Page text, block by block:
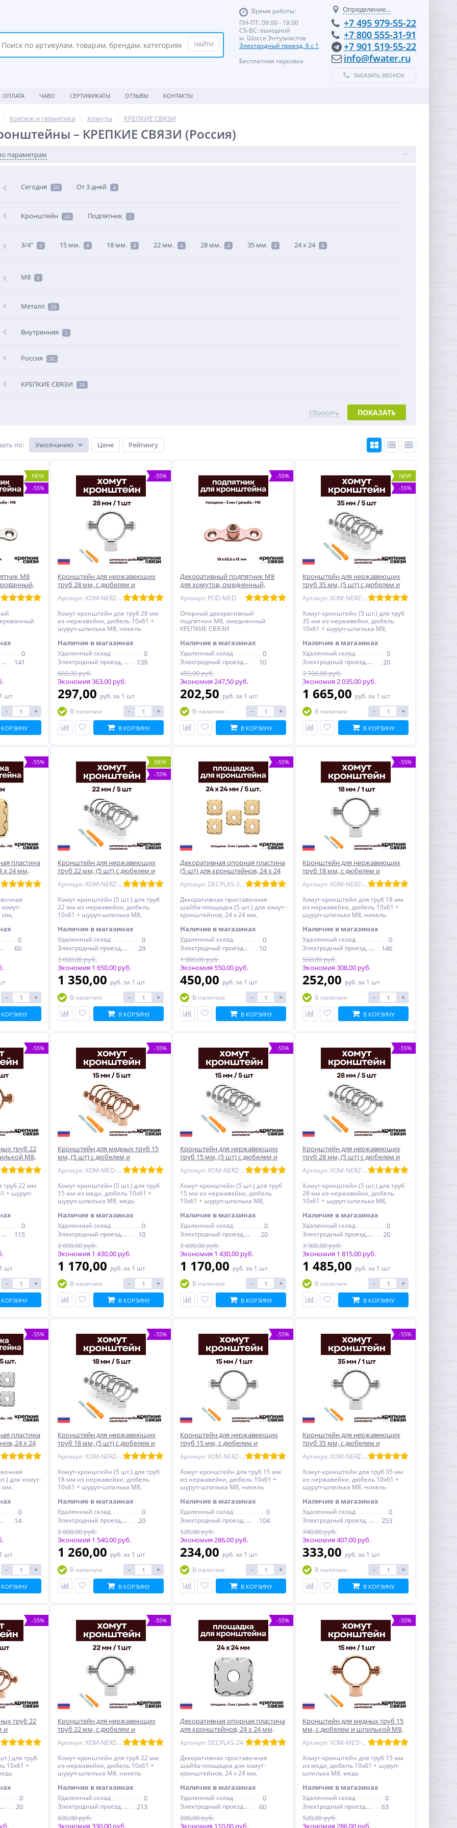
Время работы:
ПН-ПТ: 09.00 - 18.00
СБ-ВС: выходной
м. Шоссе Энтузиастов
Электродный проезд, 6 с 1
Бесплатная парковка
Определение...
+7 495 979-55-22
+7 800 555-31-91
+7 901 519-55-22
info@fwater.ru
ЗАКАЗАТЬ ЗВОНОК
ОПЛАТА ЧАВО СЕРТИФИКАТЫ ОТЗЫВЫ КОНТАКТЫ
Крепеж и герметики Хомуты КРЕПКИЕ СВЯЗИ
– КРЕПКИЕ СВЯЗИ (Россия)
параметрам
Сегодня 20 От 3 дней 4
Кронштейн 24 Подпятник 2
3/4" 2 15 мм. 4 18 мм. 4 22 мм. 4 28 мм. 4 35 мм. 4 24 х 24 4
М8 6
Металл 26
Внутренняя 2
Россия 26
КРЕПКИЕ СВЯЗИ 26
ПОКАЗАТЬ
Сбросить
по: Умолчанию Цене Рейтингу
NEW
-55%
М8
0
Электродный проезд, 6с1
141
шт
- +
КОРЗИНУ
-55%
Кронштейн для нержавеющих
труб 28 мм, с дюбелем и
шпилькой М8, никелерованный
Артикул: XOM-NERZ-28
Хомут-кронштейн для труб 28 мм
из нержавейки, дюбель 10x61 +
шуруп-шпилька М8, никель
Наличие в магазинах
Удаленный склад 0
Электродный проезд, 6с1
139
660,00 руб.
Экономия 363,00 руб.
297,00 руб. за 1 шт
В наличии
- +
В КОРЗИНУ
-55%
Декоративный подпятник М8
для хомутов, омедненный,
КРЕПКИЕ СВЯЗИ (Россия)
Артикул: POD-MED
Опорный декоративный
подпятник М8, омедненный
КРЕПКИЕ СВЯЗИ
Наличие в магазинах
Удаленный склад 0
Электродный проезд, 6с1
10
450,00 руб.
Экономия 247,50 руб.
202,50 руб. за 1 шт
В наличии
- +
В КОРЗИНУ
NEW
-55%
Кронштейн для нержавеющих
труб 35 мм, (5 шт) с дюбелем и
шпилькой М8, никелерованный
Артикул: XOM-NERZ-35-5
Хомут-кронштейн (5 шт.) для труб
35 мм из нержавейки, дюбель
10x61 + шуруп-шпилька М8,
Наличие в магазинах
Удаленный склад 0
Электродный проезд, 6с1
20
3 700,00 руб.
Экономия 2 035,00 руб.
1 665,00 руб. за 1 шт
В наличии
- +
В КОРЗИНУ
-55%
пластина
х 24 мм,
мм,
0
6с1
60
- +
КОРЗИНУ
NEW
-55%
Кронштейн для нержавеющих
труб 22 мм, (5 шт) с дюбелем и
шпилькой М8, никелерованный
Артикул: XOM-NERZ-22-5
Хомут-кронштейн (5 шт.) для труб
22 мм из нержавейки, дюбель
10x61 + шуруп-шпилька М8,
Наличие в магазинах
Удаленный склад 0
Электродный проезд, 6с1
29
3 000,00 руб.
Экономия 1 650,00 руб.
1 350,00 руб. за 1 шт
В наличии
- +
В КОРЗИНУ
-55%
Декоративная опорная пластина
(5 шт) для кронштейнов, 24 х 24
Артикул: DECPLAS-24-5-MED
Декоративная проставочная
шайба-площадка (5 шт.) для хомут-
кронштейнов, 24 х 24 мм,
Наличие в магазинах
Удаленный склад 0
Электродный проезд, 6с1
10
1 000,00 руб.
Экономия 550,00 руб.
450,00 руб. за 1 шт
В наличии
- +
В КОРЗИНУ
-55%
Кронштейн для нержавеющих
труб 18 мм, с дюбелем и
шпилькой М8, никелерованный
Артикул: XOM-NERZ-18
Хомут-кронштейн для труб 18 мм
из нержавейки, дюбель 10x61 +
шуруп-шпилька М8, никель
Наличие в магазинах
Удаленный склад 0
Электродный проезд, 6с1
146
560,00 руб.
Экономия 308,00 руб.
252,00 руб. за 1 шт
В наличии
- +
В КОРЗИНУ
-55%
труб 22
М8,
труб 22 мм
+ шуруп-
0
Электродный проезд, 6с1
115
шт
- +
КОРЗИНУ
-55%
Кронштейн для медных труб 15
мм, (5 шт) с дюбелем и
шпилькой М8, омедненный
Артикул: XOM-MED-15-5
Хомут-кронштейн (5 шт.) для труб
15 мм из меди, дюбель 10x61 +
шуруп-шпилька М8, медь
Наличие в магазинах
Удаленный склад 0
Электродный проезд, 6с1
10
2 600,00 руб.
Экономия 1 430,00 руб.
1 170,00 руб. за 1 шт
В наличии
- +
В КОРЗИНУ
-55%
Кронштейн для нержавеющих
труб 15 мм, (5 шт) с дюбелем и
шпилькой М8, никелерованный
Артикул: XOM-NERZ-15-5
Хомут-кронштейн (5 шт.) для труб
15 мм из нержавейки, дюбель
10x61 + шуруп-шпилька М8,
Наличие в магазинах
Удаленный склад 0
Электродный проезд, 6с1
20
2 600,00 руб.
Экономия 1 430,00 руб.
1 170,00 руб. за 1 шт
В наличии
- +
В КОРЗИНУ
-55%
Кронштейн для нержавеющих
труб 28 мм, (5 шт) с дюбелем и
шпилькой М8, никелерованный
Артикул: XOM-NERZ-28-5
Хомут-кронштейн (5 шт.) для труб
28 мм из нержавейки, дюбель
10x61 + шуруп-шпилька М8,
Наличие в магазинах
Удаленный склад 0
Электродный проезд, 6с1
20
3 300,00 руб.
Экономия 1 815,00 руб.
1 485,00 руб. за 1 шт
В наличии
- +
В КОРЗИНУ
-55%
пластина
24 х 24
для хомут-
мм,
0
6с1
14
шт
- +
КОРЗИНУ
-55%
Кронштейн для нержавеющих
труб 18 мм, (5 шт) с дюбелем и
шпилькой М8, никелерованный
Артикул: XOM-NERZ-18-5
Хомут-кронштейн (5 шт.) для труб
18 мм из нержавейки, дюбель
10x61 + шуруп-шпилька М8,
Наличие в магазинах
Удаленный склад 0
Электродный проезд, 6с1
20
2 800,00 руб.
Экономия 1 540,00 руб.
1 260,00 руб. за 1 шт
В наличии
- +
В КОРЗИНУ
-55%
Кронштейн для нержавеющих
труб 15 мм, с дюбелем и
шпилькой М8, никелерованный
Артикул: XOM-NERZ-15
Хомут-кронштейн для труб 15 мм
из нержавейки, дюбель 10x61 +
шуруп-шпилька М8, никель
Наличие в магазинах
Удаленный склад 0
Электродный проезд, 6с1
104
520,00 руб.
Экономия 286,00 руб.
234,00 руб. за 1 шт
В наличии
- +
В КОРЗИНУ
-55%
Кронштейн для нержавеющих
труб 35 мм, с дюбелем и
шпилькой М8, никелерованный
Артикул: XOM-NERZ-35
Хомут-кронштейн для труб 35 мм
из нержавейки, дюбель 10x61 +
шуруп-шпилька М8, никель
Наличие в магазинах
Удаленный склад 0
Электродный проезд, 6с1
253
740,00 руб.
Экономия 407,00 руб.
333,00 руб. за 1 шт
В наличии
- +
В КОРЗИНУ
-55%
труб 22
и
для труб
10x61 +
0
Электродный проезд, 6с1
20
-55%
Кронштейн для нержавеющих
труб 22 мм, с дюбелем и
шпилькой М8, никелерованный
Артикул: XOM-NERZ-22
Хомут-кронштейн для труб 22 мм
из нержавейки, дюбель 10x61 +
шуруп-шпилька М8, никель
Наличие в магазинах
Удаленный склад 0
Электродный проезд, 6с1
213
600,00 руб.
Экономия 330,00 руб.
-55%
Декоративная опорная пластина
для кронштейнов, 24 х 24 мм,
Артикул: DECPLAS-24
Декоративная проставочная
шайба-площадка для хомут-
кронштейнов, 24 х 24 мм,
Наличие в магазинах
Удаленный склад 0
Электродный проезд, 6с1
60
200,00 руб.
Экономия 110,00 руб.
-55%
Кронштейн для медных труб 15
мм, с дюбелем и шпилькой М8,
Артикул: XOM-MED-15
Хомут-кронштейн для труб 15 мм
из меди, дюбель 10x61 + шуруп-
шпилька М8, медь
Наличие в магазинах
Удаленный склад 0
Электродный проезд, 6с1
63
520,00 руб.
Экономия 286,00 руб.